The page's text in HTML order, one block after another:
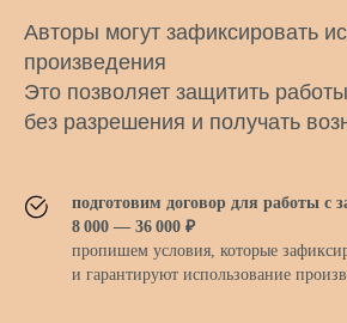
Авторы могут зафиксировать
произведения
Это позволяет защитить
без разрешения и получать
подготовим договор для работы с
8 000 — 36 000 ₽
пропишем условия, которые
и гарантируют использование
и защищаем клиентов
НАШИ
ПРЕИМУЩЕСТВА
7+